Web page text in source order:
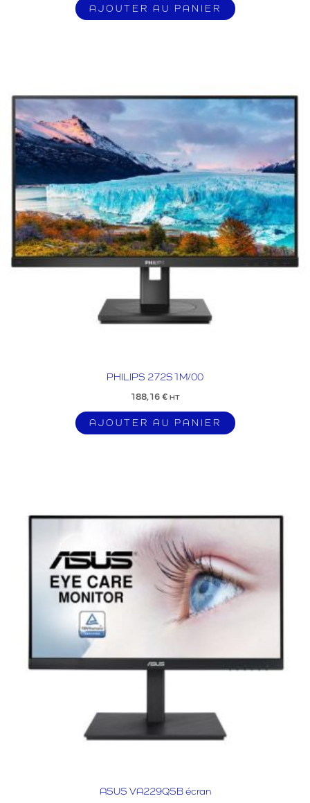
AJOUTER AU PANIER
PHILIPS 272S1M/00
188,16 € HT
AJOUTER AU PANIER
ASUS VA229QSB écran